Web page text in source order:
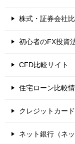
株式・証券会社
初心者のFX投資
CFD比較サイト
住宅ローン比較
クレジットカー
ネット銀行（ネ